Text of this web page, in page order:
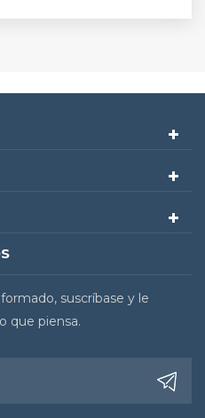
suscríbase y le
que piensa.